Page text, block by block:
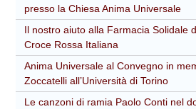
presso la Chiesa Anima Universale
Il nostro aiuto alla Farmacia Solidale
Croce Rossa Italiana
Anima Universale al Convegno in
Zoccatelli all’Università di Torino
Le canzoni di ramia Paolo Conti nel